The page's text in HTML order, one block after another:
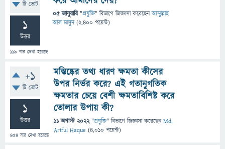
টি ভোট
1
উত্তর
119 বার দেখা হয়েছে
05 জানুয়ারি "প্রযুক্তি" বিভাগে জিজ্ঞাসাকরেছেনআব্দুল্লাহ
আল মাসুদ (2,400 পয়েন্ট)
+1
টি ভোট
1
উত্তর
454 বার দেখা হয়েছে
মস্তিষ্কের তথ্য ধারণ ক্ষমতা কীসের
উপর নির্ভর করে? এই গতানুগতিক
ক্ষমতার চেয়ে বেশী ক্ষমতাবিশিষ্ট করে
তোলার উপায় কী?
11 অগাস্ট 2022 "প্রযুক্তি" বিভাগে জিজ্ঞাসাকরেছেনMd.
Ariful Haque (4,010 পয়েন্ট)